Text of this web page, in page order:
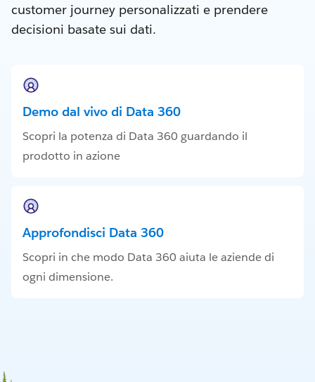
customer journey personalizzati e prendere
decisioni basate sui dati.
Demo dal vivo di Data 360
Scopri la potenza di Data 360 guardando il
prodotto in azione
Approfondisci Data 360
Scopri in che modo Data 360 aiuta le aziende di
ogni dimensione.